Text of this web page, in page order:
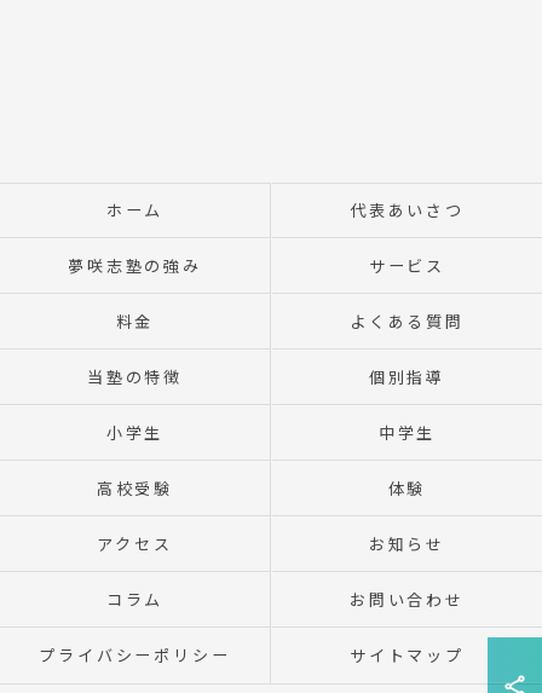
ホーム 代表あいさつ
夢咲志塾の強み サービス
料金 よくある質問
当塾の特徴 個別指導
小学生 中学生
高校受験 体験
アクセス お知らせ
コラム お問い合わせ
プライバシーポリシー サイトマップ